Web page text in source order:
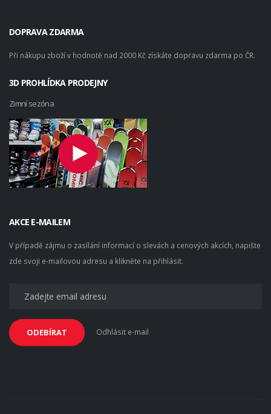
DOPRAVA ZDARMA
Při nákupu zboží v hodnotě nad 2000 Kč získáte dopravu zdarma po ČR.
3D PROHLÍDKA PRODEJNY
Zimní sezóna
AKCE E-MAILEM
V případě zájmu o zasílání informací o slevách a cenových akcích, napište
zde svoji e-mailovou adresu a klikněte na přihlásit.
ODEBÍRAT Odhlásit e-mail